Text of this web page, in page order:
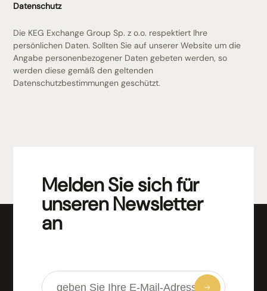
Datenschutz
Die KEG Exchange Group Sp. z o.o. respektiert Ihre
persönlichen Daten. Sollten Sie auf unserer Website um die
Angabe personenbezogener Daten gebeten werden, so
werden diese gemäß den geltenden
Datenschutzbestimmungen geschützt.
Melden Sie sich für
unseren Newsletter
an